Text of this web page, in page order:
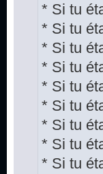
* Si tu
* Si tu
* Si tu
* Si tu
* Si tu
* Si tu
* Si tu
* Si tu
* Si tu